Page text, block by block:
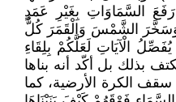
السَّمَاوَاتِ بِغَيْرِ عَمَدٍ
الشَّمْسَ وَالْقَمَرَ كُلٌّ
الْآيَاتِ لَعَلَّكُمْ بِلِقَاءِ
2). ولم يكتف بذلك بل أكّد أنه بناها
الكرة الأرضية، كما